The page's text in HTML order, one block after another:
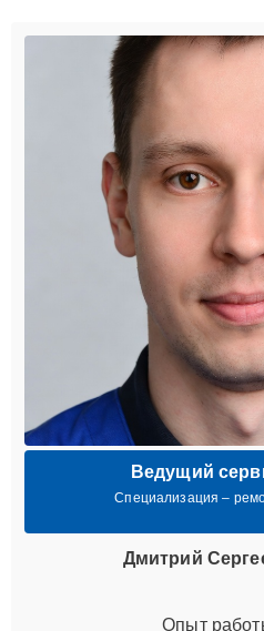
Ведущий
Специализация –
Дмитрий
Опыт